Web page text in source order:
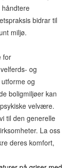
håndtere
bidrar til
miljø.
for
og
og
boligmiljøer kan
velvære.
til den generelle
La oss
deres komfort,